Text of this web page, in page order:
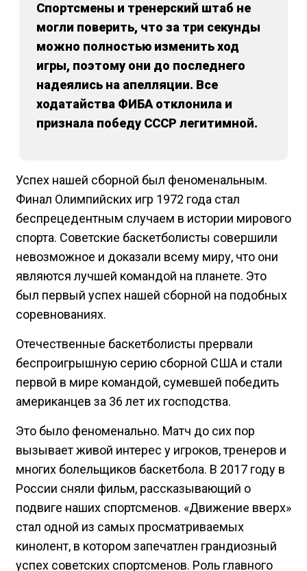
Спортсмены и тренерский штаб не
могли поверить, что за три секунды
можно полностью изменить ход
игры, поэтому они до последнего
надеялись на апелляции. Все
ходатайства ФИБА отклонила и
признала победу СССР легитимной.
Успех нашей сборной был феноменальным.
Финал Олимпийских игр 1972 года стал
беспрецедентным случаем в истории мирового
спорта. Советские баскетболисты совершили
невозможное и доказали всему миру, что они
являются лучшей командой на планете. Это
был первый успех нашей сборной на подобных
соревнованиях.
Отечественные баскетболисты прервали
беспроигрышную серию сборной США и стали
первой в мире командой, сумевшей победить
американцев за 36 лет их господства.
Это было феноменально. Матч до сих пор
вызывает живой интерес у игроков, тренеров и
многих болельщиков баскетбола. В 2017 году в
России сняли фильм, рассказывающий о
подвиге наших спортсменов. «Движение вверх»
стал одной из самых просматриваемых
кинолент, в котором запечатлен грандиозный
успех советских спортсменов. Роль главного